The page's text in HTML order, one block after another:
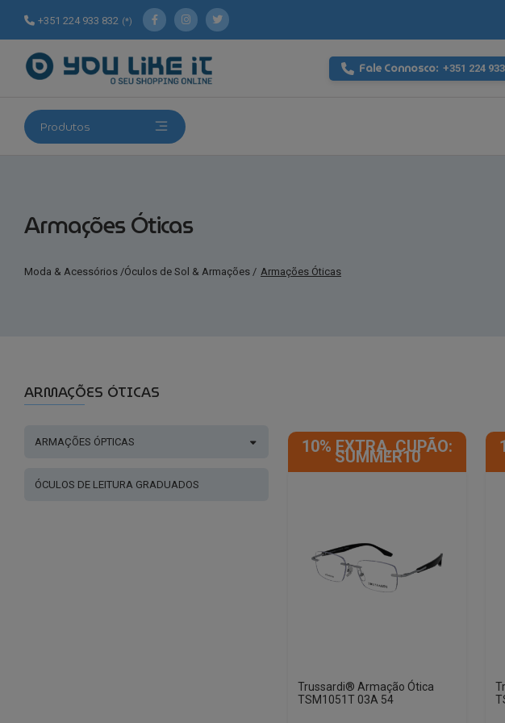
+351 224 933 832 (*)
Fale Connosco: +351 224
Produtos
Armações Óticas
Moda & Acessórios /Óculos de Sol & Armações / Armações Óticas
10% EXTRA, CUPÃO:
SUMMER10
Trussardi® Armação Ótica
TSM1051T 03A 54
ARMAÇÕES ÓTICAS
ARMAÇÕES ÓPTICAS
ÓCULOS DE LEITURA GRADUADOS